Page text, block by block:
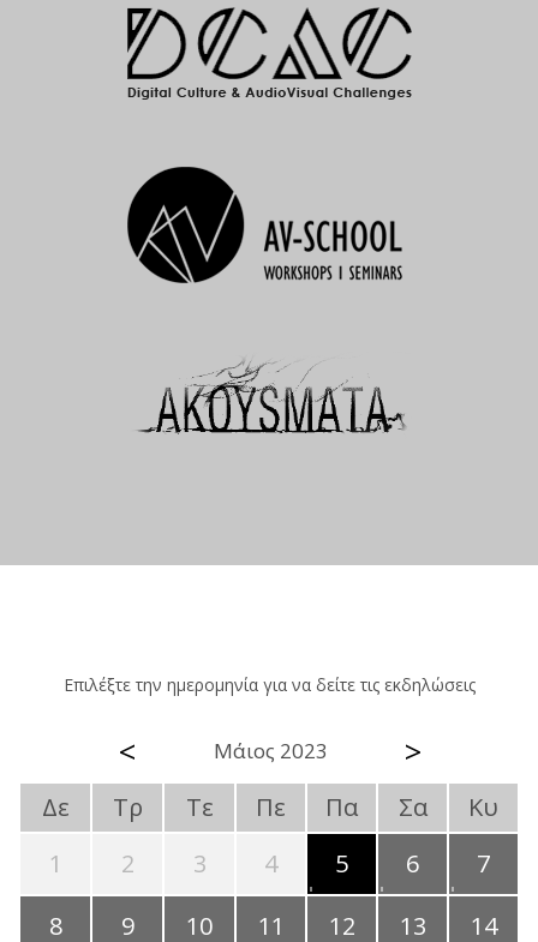
Επιλέξτε την ημερομηνία για να δείτε τις εκδηλώσεις
< Μάιος 2023 >
Δε Τρ Τε Πε Πα Σα
Κυ
1
2 3 4 5 6
7
8
9 10 11 12 13 14